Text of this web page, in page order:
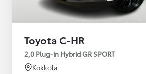
Toyota C-HR
2,0 Plug-in Hybrid GR SPORT
Kokkola